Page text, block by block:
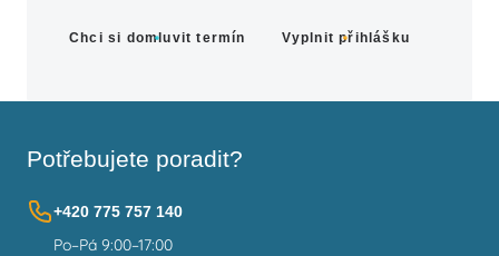
Chci si domluvit termín Vyplnit přihlášku
Potřebujete poradit?
+420 775 757 140
Po–Pá 9:00–17:00